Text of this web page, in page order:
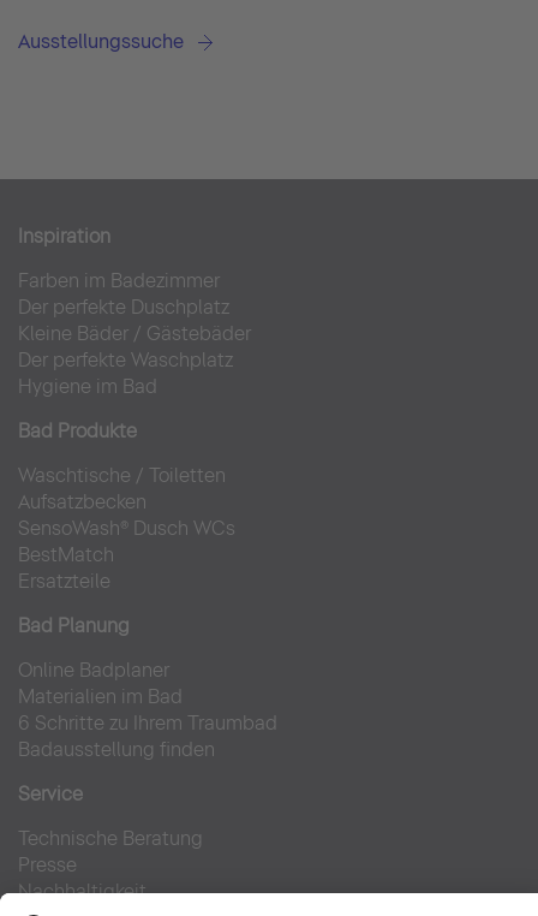
Ausstellungssuche
Inspiration
Farben im Badezimmer
Der perfekte Duschplatz
Kleine Bäder / Gästebäder
Der perfekte Waschplatz
Hygiene im Bad
Bad Produkte
Waschtische / Toiletten
Aufsatzbecken
SensoWash® Dusch WCs
BestMatch
Ersatzteile
Bad Planung
Online Badplaner
Materialien im Bad
6 Schritte zu Ihrem Traumbad
Badausstellung finden
Service
Technische Beratung
Presse
Nachhaltigkeit